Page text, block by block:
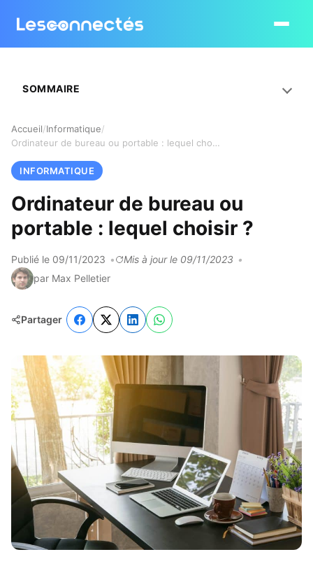
Ouvrir le
Accueil Informatique
Ordinateur de bureau ou portable : lequel choisir ?
INFORMATIQUE
Ordinateur de bureau ou
portable : lequel choisir ?
Publié le 09/11/2023
Mis à jour le 09/11/2023
par Max Pelletier
Partager
SOMMAIRE